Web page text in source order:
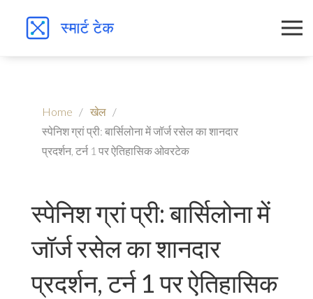
Home
खेल
स्पेनिश ग्रां प्री: बार्सिलोना में जॉर्ज रसेल का शानदार
प्रदर्शन, टर्न 1 पर ऐतिहासिक ओवरटेक
स्पेनिश ग्रां प्री: बार्सिलोना में
जॉर्ज रसेल का शानदार
प्रदर्शन, टर्न 1 पर ऐतिहासिक